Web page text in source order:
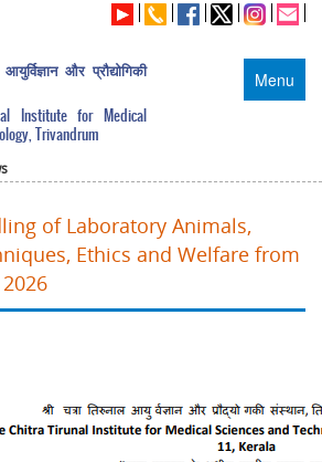
Menu
और प्रौद्योगिकी
Institute for Medical
Trivandrum
of Laboratory Animals,
Ethics and Welfare from